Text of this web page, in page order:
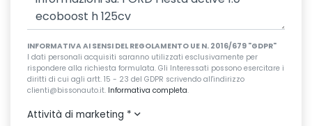
INFORMATIVA AI SENSI DEL REGOLAMENTO UE N. 2016/679 "GDPR"
I dati personali acquisiti saranno utilizzati esclusivamente per
rispondere alla richiesta formulata. Gli Interessati possono esercitare i
diritti di cui agli artt. 15 - 23 del GDPR scrivendo all'indirizzo
clienti@bissonauto.it. Informativa completa.
Attività di marketing *